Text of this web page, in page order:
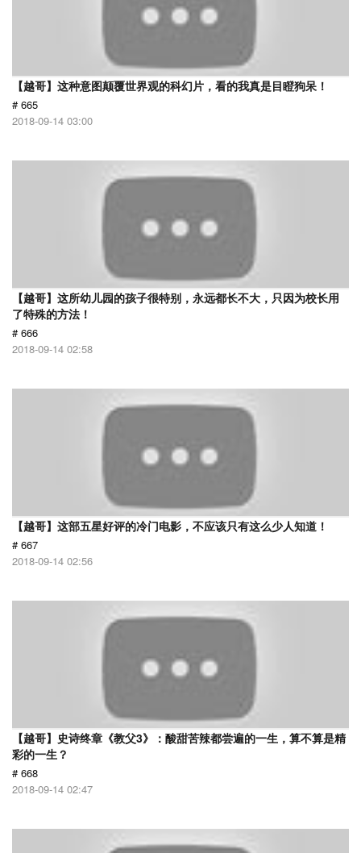
【越哥】这种意图颠覆世界观的科幻片，看的我真是目瞪狗呆！
# 665
2018-09-14 03:00
【越哥】这所幼儿园的孩子很特别，永远都长不大，只因为校长用
了特殊的方法！
# 666
2018-09-14 02:58
【越哥】这部五星好评的冷门电影，不应该只有这么少人知道！
# 667
2018-09-14 02:56
【越哥】史诗终章《教父3》：酸甜苦辣都尝遍的一生，算不算是精
彩的一生？
# 668
2018-09-14 02:47